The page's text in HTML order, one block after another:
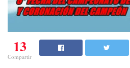
13
Compartir